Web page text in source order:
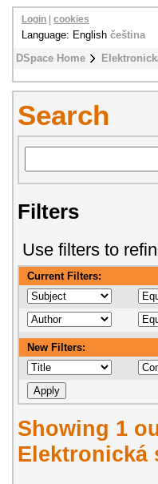
DSpace Home
Login cookies
Language: English čeština
Search
Filters
Use filters to
Current Filters:
New Filters:
Showing 1
Elektronická